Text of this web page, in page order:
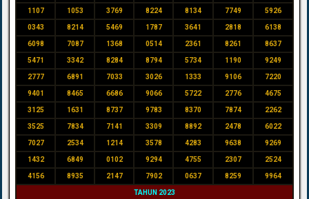
1107 1053 3769 8224 8134 7749 5926
0343 8214 5469 1787 3641 2818 6138
6098 7087 1368 0514 2361 8261 8637
5471 3342 8284 8794 5734 1190 9249
2777 6891 7033 3026 1333 9106 7220
9401 8465 6686 9066 5722 2776 4675
3125 1631 8737 9783 8370 7874 2262
3525 7834 7141 3309 8892 2478 6022
7027 2534 1214 3578 4283 9638 9269
1432 6849 0102 9294 4755 2307 2524
4156 8935 2147 7902 0637 8259 9964
TAHUN 2023